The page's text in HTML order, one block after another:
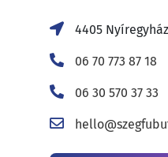
4405
06 70 773 87 18
06 30 570 37 33